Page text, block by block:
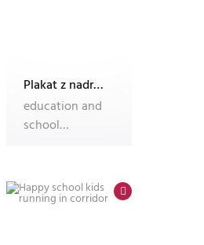
Plakat z nadrukiem Dec'n'Roll
education and
school
studying at